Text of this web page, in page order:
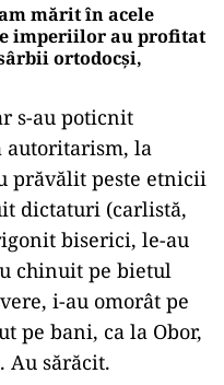
mărit în acele
imperiilor au profitat
ortodocși,
s-au poticnit
autoritarism, la
prăvălit peste etnicii
dictaturi (carlistă,
biserici, le-au
chinuit pe bietul
i-au omorât pe
pe bani, ca la Obor,
Au sărăcit.